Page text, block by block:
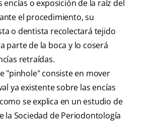
encías o exposición de la raíz del
el procedimiento, su
o dentista recolectará tejido
parte de la boca y lo coserá
retraídas.
"pinhole" consiste en mover
ya existente sobre las encías
se explica en un estudio de
la Sociedad de Periodontología